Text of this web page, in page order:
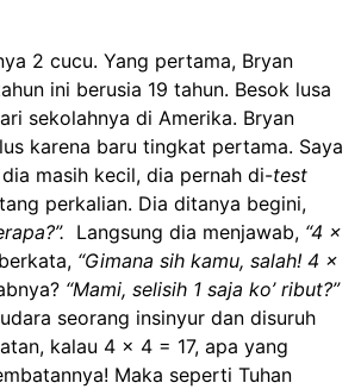
2 cucu. Yang pertama, Bryan
ini berusia 19 tahun. Besok lusa
sekolahnya di Amerika. Bryan
karena baru tingkat pertama. Saya
masih kecil, dia pernah di-test
perkalian. Dia ditanya begini,
Langsung dia menjawab, “4 x
“Gimana sih kamu, salah! 4 x
“Mami, selisih 1 saja ko’ ribut?”
seorang insinyur dan disuruh
kalau 4 x 4 = 17, apa yang
Maka seperti Tuhan